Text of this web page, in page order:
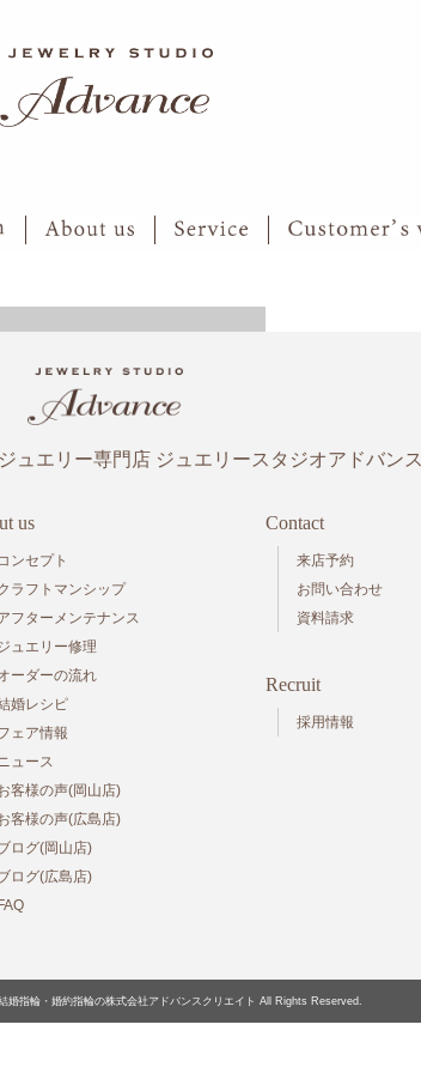
ュエリー専門店 ジュエリースタジオアドバンス
us
コンセプト
ラフトマンシップ
フターメンテナンス
ュエリー修理
ーダーの流れ
婚レシピ
ェア情報
ニュース
客様の声(岡山店)
客様の声(広島店)
ログ(岡山店)
ログ(広島店)
Contact
来店予約
お問い合わせ
資料請求
Recruit
採用情報
婚指輪・婚約指輪の株式会社アドバンスクリエイト All Rights Reserved.